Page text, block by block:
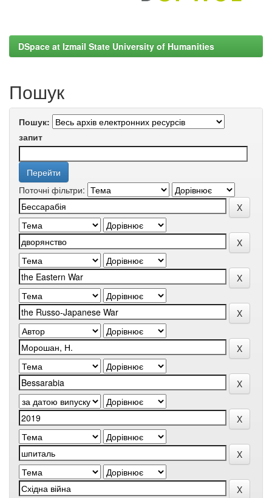
DSpace at Izmail State University of Humanities
Пошук
Пошук:
запит
Поточні фільтри: